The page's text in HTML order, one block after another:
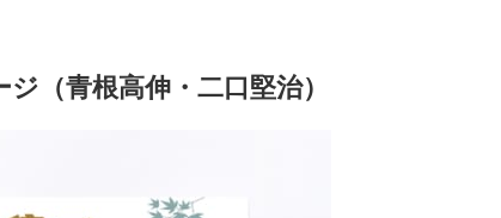
（青根高伸・二口堅治）